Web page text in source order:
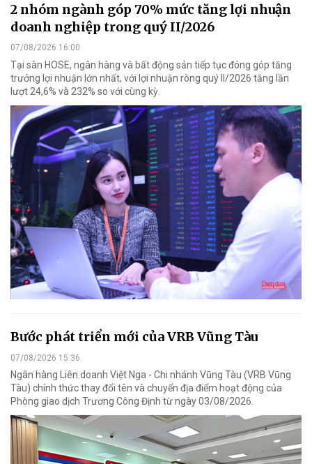
2 nhóm ngành góp 70% mức tăng lợi nhuận
doanh nghiệp trong quý II/2026
07/08/2026 16:00
Tại sàn HOSE, ngân hàng và bất động sản tiếp tục đóng góp tăng
trưởng lợi nhuận lớn nhất, với lợi nhuận ròng quý II/2026 tăng lần
lượt 24,6% và 232% so với cùng kỳ.
Bước phát triển mới của VRB Vũng Tàu
07/08/2026 15:36
Ngân hàng Liên doanh Việt Nga - Chi nhánh Vũng Tàu (VRB Vũng
Tàu) chính thức thay đổi tên và chuyển địa điểm hoạt động của
Phòng giao dịch Trương Công Định từ ngày 03/08/2026.